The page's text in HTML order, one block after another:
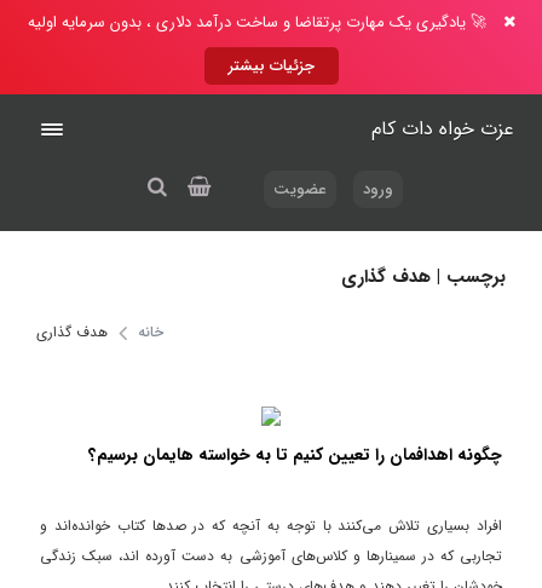
🚀 یادگیری یک مهارت پرتقاضا و ساخت درآمد دلاری ، بدون سرمایه اولیه
جزئیات بیشتر
عزت خواه دات کام
ورود عضویت
برچسب | هدف گذاری
خانه هدف گذاری
چگونه اهدافمان را تعیین کنیم تا به خواسته هایمان برسیم؟
افراد بسیاری تلاش می‌کنند با توجه به آنچه که در صدها کتاب خوانده‌اند و
تجاربی که در سمینارها و کلاس‌های آموزشی به دست آورده اند، سبک زندگی